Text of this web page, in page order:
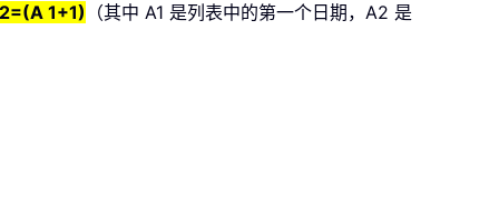
1+1) （其中 A1 是列表中的第一个日期，A2 是